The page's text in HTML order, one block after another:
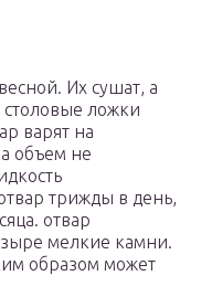
Их сушат, а
столовые ложки
варят на
объем не
трижды в день,
отвар
мелкие камни.
образом может